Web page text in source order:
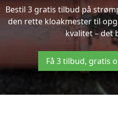
Bestil 3 gratis tilbud på
den rette kloakmester til
kvalitet – det
Få 3 tilbud, gratis